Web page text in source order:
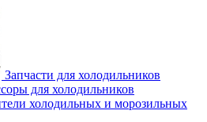
Запчасти для холодильников
для холодильников
холодильных и морозильных